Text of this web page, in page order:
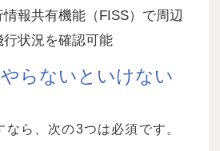
情報共有機能（FISS）で周辺
行状況を確認可能
らないといけない
なら、次の3つは必須です。